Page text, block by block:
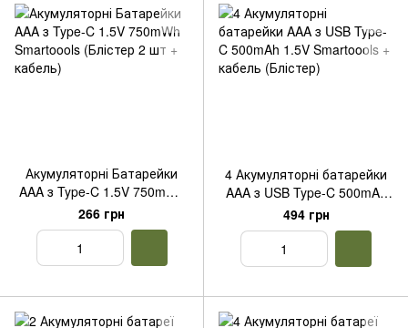
Акумуляторні Батарейки
AAA з Type-C 1.5V 750mWh
Smartoools (Блістер 2 шт +
кабель)
266 грн
4 Акумуляторні батарейки
AAA з USB Type-C 500mAh
1.5V Smartoools + кабель
(Блістер)
494 грн